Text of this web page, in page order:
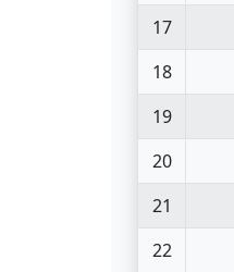
17
18
19
20
21
22